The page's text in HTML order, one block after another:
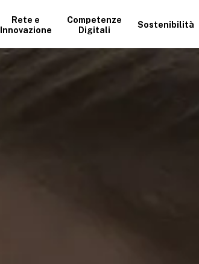
Rete e
Innovazione
Competenze
Digitali
Sostenibilità